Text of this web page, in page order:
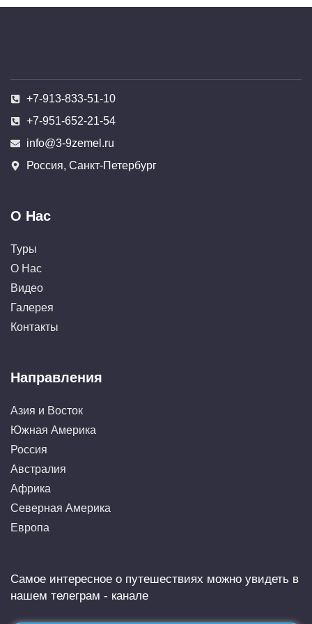
+7-913-833-51-10
+7-951-652-21-54
info@3-9zemel.ru
Россия, Санкт-Петербург
О Нас
Туры
О Нас
Видео
Галерея
Контакты
Направления
Азия и Восток
Южная Америка
Россия
Австралия
Африка
Северная Америка
Европа
Самое интересное о путешествиях можно увидеть в
нашем телеграм - канале